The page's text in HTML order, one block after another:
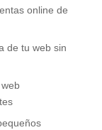
online de
de tu web sin